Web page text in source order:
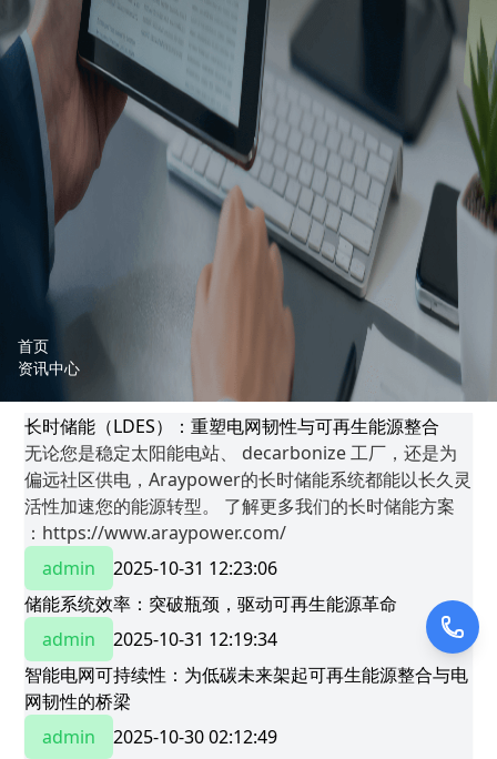
首页
资讯中心
长时储能（LDES）：重塑电网韧性与可再生能源整合
无论您是稳定太阳能电站、 decarbonize 工厂，还是为
偏远社区供电，Araypower的长时储能系统都能以长久灵
活性加速您的能源转型。 ​了解更多我们的长时储能方案​
：https://www.araypower.com/
admin
2025-10-31 12:23:06
储能系统效率：突破瓶颈，驱动可再生能源革命
admin
2025-10-31 12:19:34
智能电网可持续性：为低碳未来架起可再生能源整合与电
网韧性的桥梁
admin
2025-10-30 02:12:49